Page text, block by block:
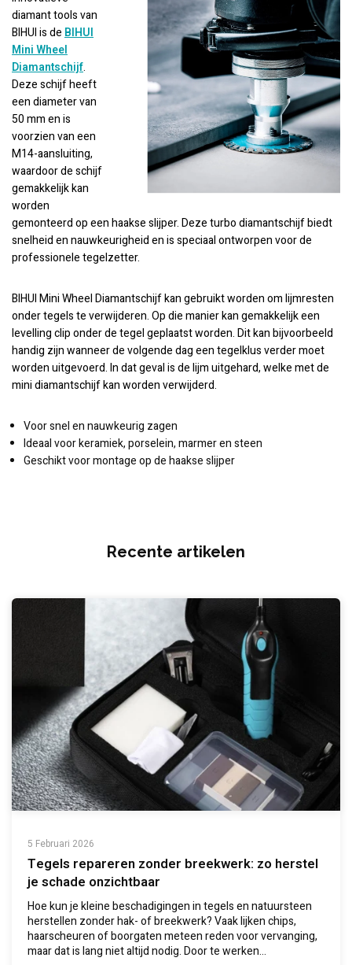
diamant tools van
BIHUI is deBIHUI
Mini Wheel
Diamantschijf.
Deze schijf heeft
een diameter van
50 mm en is
voorzien van een
M14-aansluiting,
waardoor de schijf
gemakkelijk kan
worden
gemonteerd op een haakse slijper. Deze turbo diamantschijf biedt
snelheid en nauwkeurigheid en is speciaal ontworpen voor de
professionele tegelzetter.
BIHUI Mini Wheel Diamantschijf kan gebruikt worden om lijmresten
onder tegels te verwijderen. Op die manier kan gemakkelijk een
levelling clip onder de tegel geplaatst worden. Dit kan bijvoorbeeld
handig zijn wanneer de volgende dag een tegelklus verder moet
worden uitgevoerd. In dat geval is de lijm uitgehard, welke met de
mini diamantschijf kan worden verwijderd.
Voor snel en nauwkeurig zagen
Ideaal voor keramiek, porselein, marmer en steen
Geschikt voor montage op de haakse slijper
Recente artikelen
5 Februari 2026
Tegels repareren zonder breekwerk: zo herstel
je schade onzichtbaar
Hoe kun je kleine beschadigingen in tegels en natuursteen
herstellen zonder hak- of breekwerk? Vaak lijken chips,
haarscheuren of boorgaten meteen reden voor vervanging,
maar dat is lang niet altijd nodig. Door te werken...